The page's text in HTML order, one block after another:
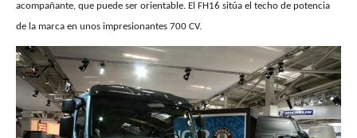
acompañante, que puede ser orientable. El FH16 sitúa el techo de potencia
de la marca en unos impresionantes 700 CV.